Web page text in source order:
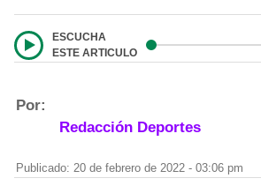
ESCUCHA
ESTE ARTICULO
Por:
Redacción Deportes
Publicado: 20 de febrero de 2022 - 03:06 pm